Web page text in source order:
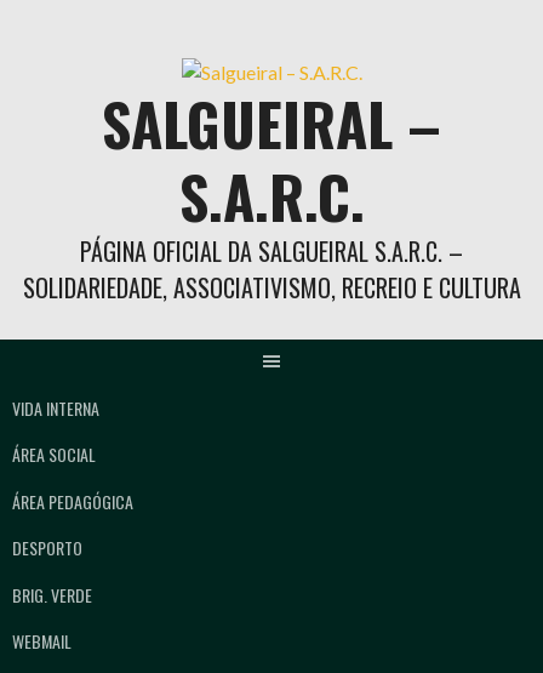
SALGUEIRAL –
S.A.R.C.
PÁGINA OFICIAL DA SALGUEIRAL S.A.R.C. –
SOLIDARIEDADE, ASSOCIATIVISMO, RECREIO E CULTURA
VIDA INTERNA
ÁREA SOCIAL
ÁREA PEDAGÓGICA
DESPORTO
BRIG. VERDE
WEBMAIL